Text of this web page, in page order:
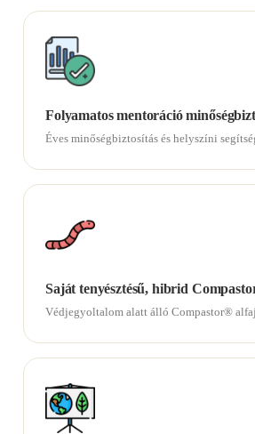
Folyamatos mentoráció
Éves minőségbiztosítás és helyszíni
Saját tenyésztésű, hibrid
Védjegyoltalom alatt álló Compastor® alfaj